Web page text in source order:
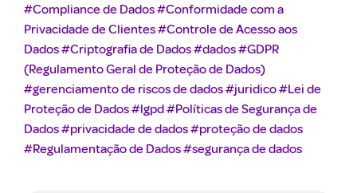
#Compliance de Dados#Conformidade com a
Privacidade de Clientes#Controle de Acesso aos
Dados#Criptografia de Dados#dados#GDPR
(Regulamento Geral de Proteção de Dados)
#gerenciamento de riscos de dados#juridico#Lei de
Proteção de Dados#lgpd#Políticas de Segurança de
Dados#privacidade de dados#proteção de dados
#Regulamentação de Dados#segurança de dados